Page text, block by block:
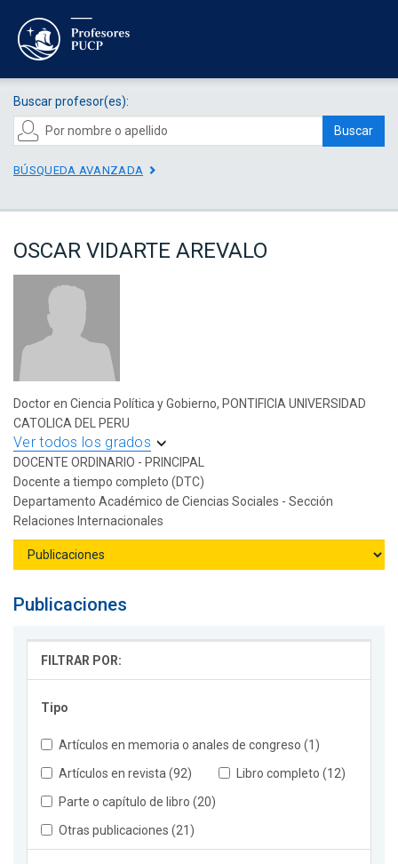
Buscar profesor(es):
Buscar
BÚSQUEDA AVANZADA
OSCAR VIDARTE AREVALO
Doctor en Ciencia Política y Gobierno, PONTIFICIA UNIVERSIDAD
CATOLICA DEL PERU
Ver todos los grados
DOCENTE ORDINARIO - PRINCIPAL
Docente a tiempo completo (DTC)
Departamento Académico de Ciencias Sociales - Sección
Relaciones Internacionales
Publicaciones
FILTRAR POR:
Tipo
Artículos en memoria o anales de congreso (1)
Artículos en revista (92)
Libro completo (12)
Parte o capítulo de libro (20)
Otras publicaciones (21)